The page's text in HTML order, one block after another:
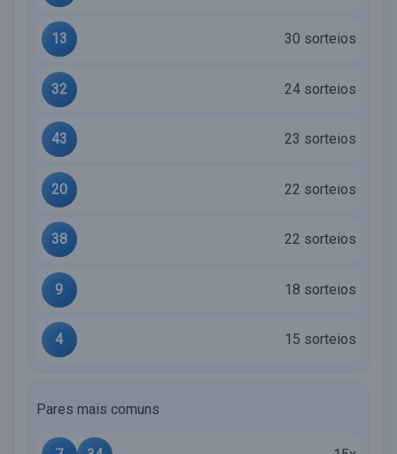
13 30 sorteios
32 24 sorteios
43 23 sorteios
20 22 sorteios
38 22 sorteios
9 18 sorteios
4 15 sorteios
Pares mais comuns